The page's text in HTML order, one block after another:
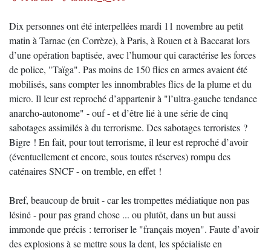
Dix personnes ont été interpellées mardi 11 novembre au petit
matin à Tarnac (en Corrèze), à Paris, à Rouen et à Baccarat lors
d’une opération baptisée, avec l’humour qui caractérise les forces
de police, "Taïga". Pas moins de 150 flics en armes avaient été
mobilisés, sans compter les innombrables flics de la plume et du
micro. Il leur est reproché d’appartenir à "l’ultra-gauche tendance
anarcho-autonome" - ouf - et d’être lié à une série de cinq
sabotages assimilés à du terrorisme. Des sabotages terroristes ?
Bigre ! En fait, pour tout terrorisme, il leur est reproché d’avoir
(éventuellement et encore, sous toutes réserves) rompu des
caténaires SNCF - on tremble, en effet !
Bref, beaucoup de bruit - car les trompettes médiatique non pas
lésiné - pour pas grand chose ... ou plutôt, dans un but aussi
immonde que précis : terroriser le "français moyen". Faute d’avoir
des explosions à se mettre sous la dent, les spécialiste en